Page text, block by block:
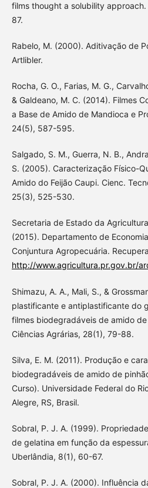
films thought a solubility
87.
Rabelo, M. (2000). Aditivação de
Artlibler.
Rocha, G. O., Farias, M. G.,
& Galdeano, M. C. (2014). Filmes
a Base de Amido de Mandioca e
24(5), 587-595.
Salgado, S. M., Guerra, N. B.,
S. (2005). Caracterização Físico-
Amido do Feijão Caupi. Cienc.
25(3), 525-530.
Secretaria de Estado da
(2015). Departamento de
Conjuntura Agropecuária.
http://www.agricultura.pr.gov.br/
Shimazu, A. A., Mali, S., &
plastificante e antiplastificante do
filmes biodegradáveis de amido
Ciências Agrárias, 28(1), 79-88.
Silva, E. M. (2011). Produção e
biodegradáveis de amido de
Curso). Universidade Federal do
Alegre, RS, Brasil.
Sobral, P. J. A. (1999).
de gelatina em função da
Uberlândia, 8(1), 60-67.
Sobral, P. J. A. (2000). Influência